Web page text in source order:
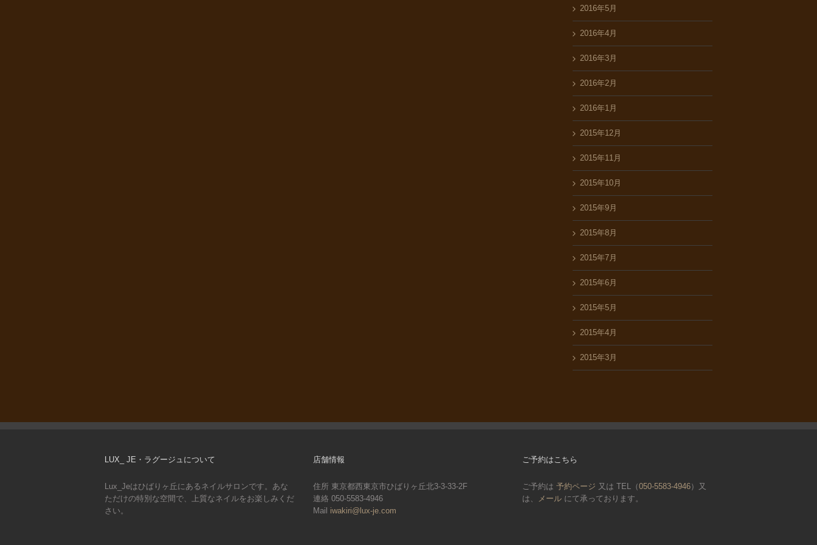
2016年5月
2016年4月
2016年3月
2016年2月
2016年1月
2015年12月
2015年11月
2015年10月
2015年9月
2015年8月
2015年7月
2015年6月
2015年5月
2015年4月
2015年3月
LUX_ JE・ラグージュについて
Lux_Jeはひばりヶ丘にあるネイルサロンです。あな
ただけの特別な空間で、上質なネイルをお楽しみくだ
さい。
店舗情報
住所 東京都西東京市ひばりヶ丘北3-3-33-2F
連絡 050-5583-4946
Mail iwakiri@lux-je.com
ご予約はこちら
ご予約は 予約ページ 又は TEL（050-5583-4946）又
は、
メール にて承っております。